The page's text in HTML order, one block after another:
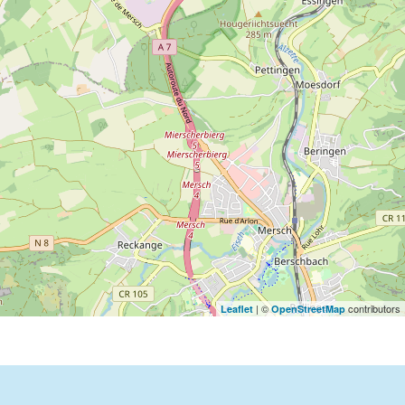
Leaflet | © OpenStreetMap contributors